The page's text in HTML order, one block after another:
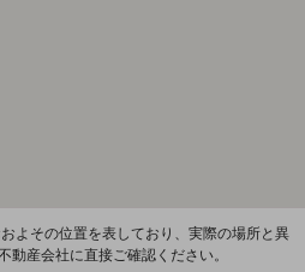
よその位置を表しており、実際の場所と異
動産会社に直接ご確認ください。